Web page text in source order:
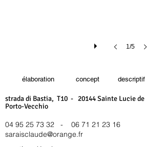
élaboration concept descriptif
1/5
strada di Bastia, T10 - 20144 Sainte Lucie de
Porto-Vecchio
04 95 25 73 32 - 06 71 21 23 16
saraisclaude@orange.fr